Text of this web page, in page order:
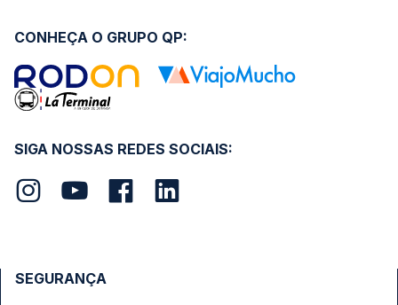
SIGA NOSSAS REDES SOCIAIS:
CONHEÇA O GRUPO QP:
SEGURANÇA